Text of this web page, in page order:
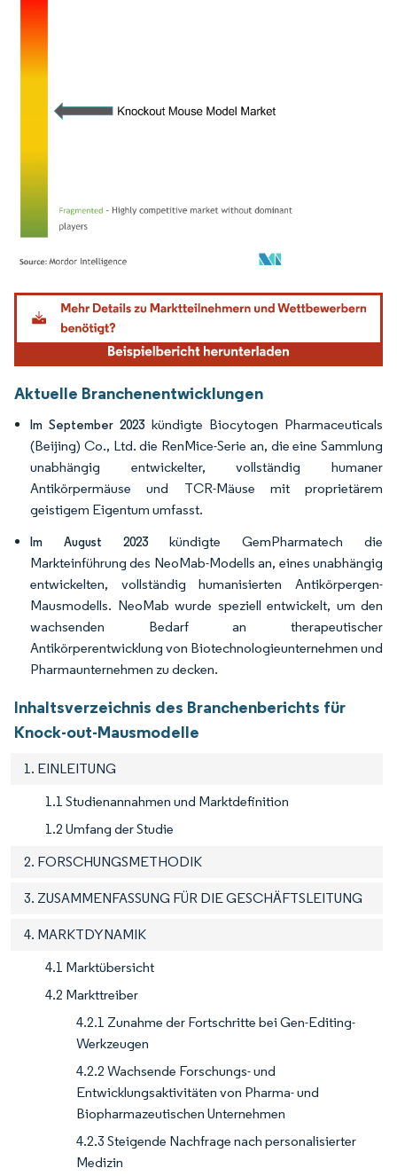
Bild © Mordor Intelligence. Wiederverwendung erfordert Namensnennung gemäß
Aktuelle Branchenentwicklungen
Im September 2023 kündigte Biocytogen Pharmaceuticals
(Beijing) Co., Ltd. die RenMice-Serie an, die eine Sammlung
unabhängig entwickelter, vollständig humaner
Antikörpermäuse und TCR-Mäuse mit proprietärem
geistigem Eigentum umfasst.
Im August 2023 kündigte GemPharmatech die
Markteinführung des NeoMab-Modells an, eines unabhängig
entwickelten, vollständig humanisierten Antikörpergen-
Mausmodells. NeoMab wurde speziell entwickelt, um den
wachsenden Bedarf an therapeutischer
Antikörperentwicklung von Biotechnologieunternehmen und
Pharmaunternehmen zu decken.
Inhaltsverzeichnis des Branchenberichts für
Knock-out-Mausmodelle
1. EINLEITUNG
1.1 Studienannahmen und Marktdefinition
1.2 Umfang der Studie
2. FORSCHUNGSMETHODIK
3. ZUSAMMENFASSUNG FÜR DIE GESCHÄFTSLEITUNG
4. MARKTDYNAMIK
4.1 Marktübersicht
4.2 Markttreiber
4.2.1 Zunahme der Fortschritte bei Gen-Editing-
Werkzeugen
4.2.2 Wachsende Forschungs- und
Entwicklungsaktivitäten von Pharma- und
Biopharmazeutischen Unternehmen
4.2.3 Steigende Nachfrage nach personalisierter
Medizin